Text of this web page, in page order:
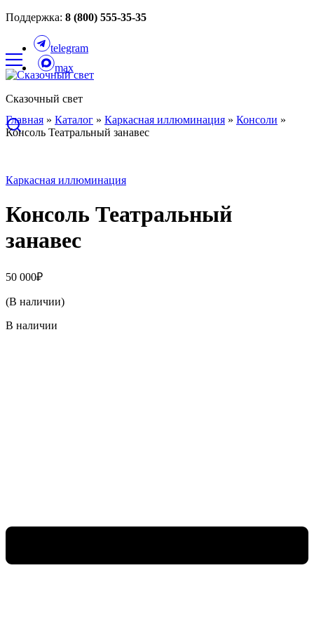
Поддержка: 8 (800) 555-35-35
telegram
max
Сказочный свет
Главная » Каталог » Каркасная иллюминация » Консоли »
Консоль Театральный занавес
Каркасная иллюминация
Консоль Театральный
занавес
50 000₽
(В наличии)
В наличии